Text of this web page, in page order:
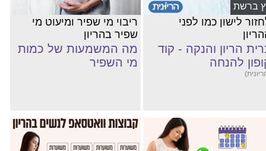
ברשת
לישון כמו לפני
הריון והנקה - קוד
להנחה
ריבוי מי שפיר ומיעוט מי
שפיר בהריון
מה המשמעות של כמות
מי השפיר